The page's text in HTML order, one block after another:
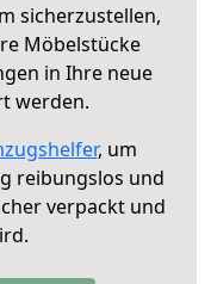
sicherzustellen,
Möbelstücke
in Ihre neue
werden.
, um
reibungslos und
verpackt und